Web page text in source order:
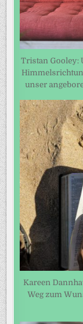
Tristan Gooley:
unser
Kareen
Weg zum